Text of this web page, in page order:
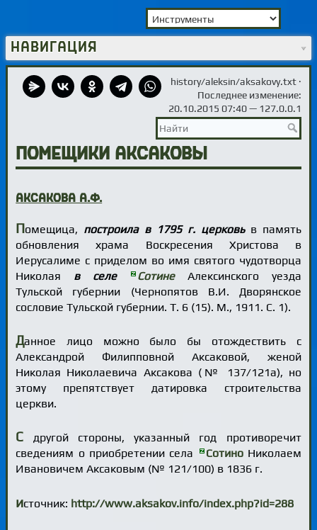
Навигация
history/aleksin/aksakovy.txt·
Последнее изменение:
20.10.2015 07:40 — 127.0.0.1
Помещики Аксаковы
Аксакова А.Ф.
Помещица, построила в 1795 г. церковьв память
обновления храма Воскресения Христова в
Иерусалиме с приделом во имя святого чудотворца
Николая в селе СотинеАлексинского уезда
Тульской губернии (Чернопятов В.И. Дворянское
сословие Тульской губернии. Т. 6 (15). М., 1911. С. 1).
Данное лицо можно было бы отождествить с
Александрой Филипповной Аксаковой, женой
Николая Николаевича Аксакова (№ 137/121а), но
этому препятствует датировка строительства
церкви.
С другой стороны, указанный год противоречит
сведениям о приобретении села
СотиноНиколаем
Ивановичем Аксаковым (№ 121/100) в 1836 г.
источник: http://www.aksakov.info/index.php?id=288